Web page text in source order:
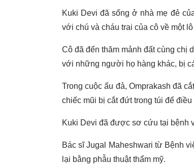
Kuki Devi đã sống ở nhà mẹ đẻ
với chú và cháu trai của cô về một
Cô đã đến thăm mảnh đất cùng chị
với những người họ hàng khác, bị
Trong cuộc ẩu đả, Omprakash đã
chiếc mũi bị cắt đứt trong túi để điều
Kuki Devi đã được sơ cứu tại bệnh
Bác sĩ Jugal Maheshwari từ Bệnh
lại bằng phẫu thuật thẩm mỹ.